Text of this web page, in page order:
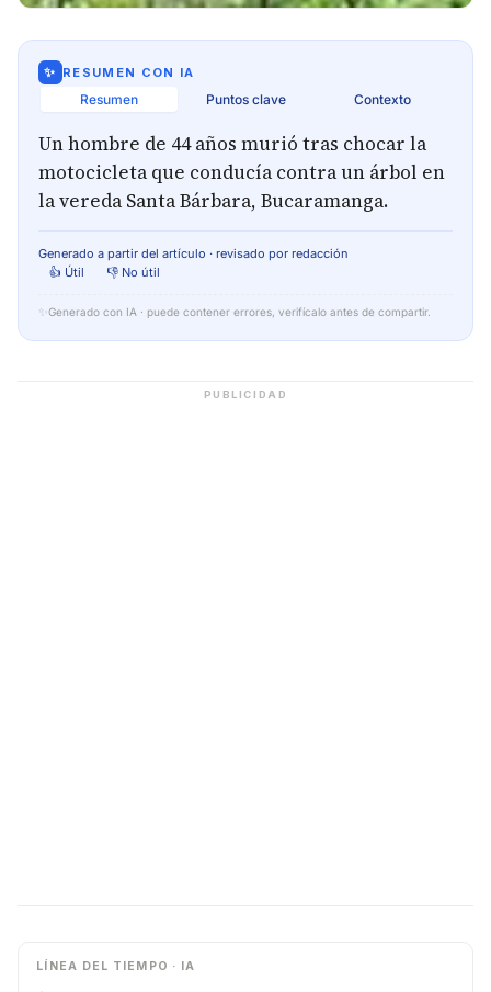
✨ RESUMEN CON IA
Resumen Puntos clave Contexto
Un hombre de 44 años murió tras chocar la
motocicleta que conducía contra un árbol en
la vereda Santa Bárbara, Bucaramanga.
Generado a partir del artículo · revisado por redacción
👍 Útil
👎 No útil
✨ Generado con IA · puede contener errores, verifícalo antes de compartir.
PUBLICIDAD
LÍNEA DEL TIEMPO · IA